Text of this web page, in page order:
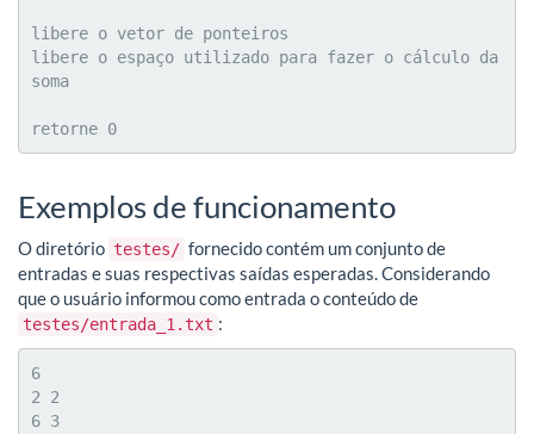
libere o vetor de ponteiros
libere o espaço utilizado para fazer o cálculo da
soma
retorne 0
Exemplos de funcionamento
O diretório testes/ fornecido contém um conjunto de
entradas e suas respectivas saídas esperadas. Considerando
que o usuário informou como entrada o conteúdo de
testes/entrada_1.txt :
6
2 2
6 3